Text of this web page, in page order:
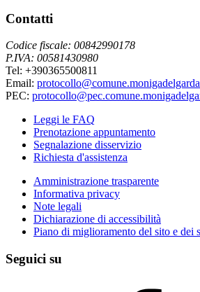
Contatti
Codice fiscale: 00842990178
P.IVA: 00581430980
Tel: +390365500811
Email:
PEC:
Leggi le FAQ
Prenotazione appuntamento
Segnalazione disservizio
Richiesta d'assistenza
Amministrazione trasparente
Informativa privacy
Note legali
Dichiarazione di accessibilità
Piano di miglioramento del sito e dei
Seguici su